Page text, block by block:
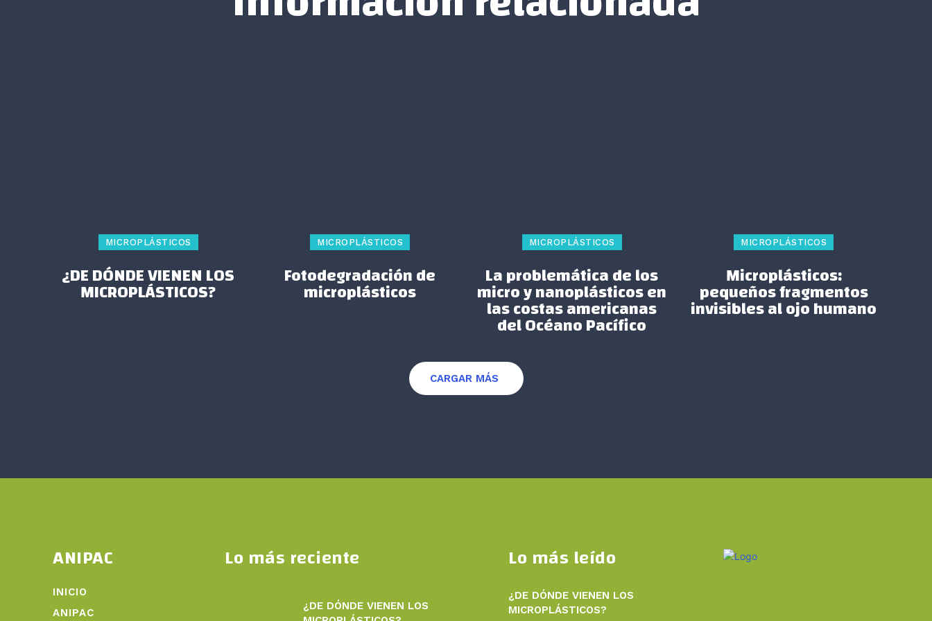
MICROPLÁSTICOS
¿DE DÓNDE VIENEN LOS
MICROPLÁSTICOS?
MICROPLÁSTICOS
Fotodegradación de
microplásticos
MICROPLÁSTICOS
La problemática de los
micro y nanoplásticos en
las costas americanas
del Océano Pacífico
MICROPLÁSTICOS
Microplásticos:
pequeños fragmentos
invisibles al ojo humano
CARGAR MÁS
ANIPAC
INICIO
ANIPAC
Lo más reciente
¿DE DÓNDE VIENEN LOS
Lo más leído
¿DE DÓNDE VIENEN LOS
MICROPLÁSTICOS?